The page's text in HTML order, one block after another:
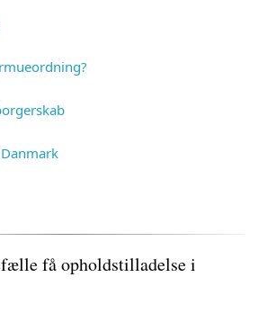
få opholdstilladelse i